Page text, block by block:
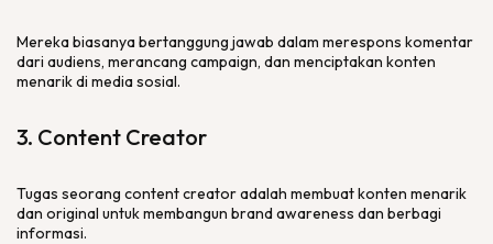
Mereka biasanya bertanggung jawab dalam merespons komentar
dari audiens, merancang campaign, dan menciptakan konten
menarik di media sosial.
3. Content Creator
Tugas seorang content creatoradalah membuat konten menarik
dan original untuk membangun brand awareness dan berbagi
informasi.